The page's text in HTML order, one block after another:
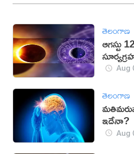
తెలంగాణ
ఆగస్టు
Aug
తెలంగాణ
ఇదేనా?
Aug